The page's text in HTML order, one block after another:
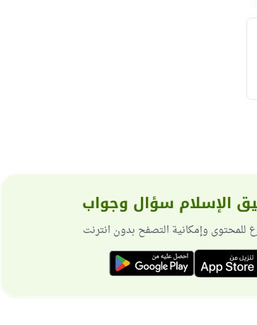
الإسلام سؤال وجواب
للمحتوى وإمكانية التصفح بدون انترنت